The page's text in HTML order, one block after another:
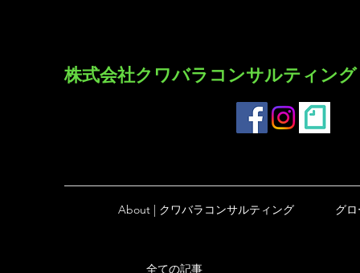
​株式会社クワバラコンサルティング
About | クワバラコンサルティング グ
全ての記事